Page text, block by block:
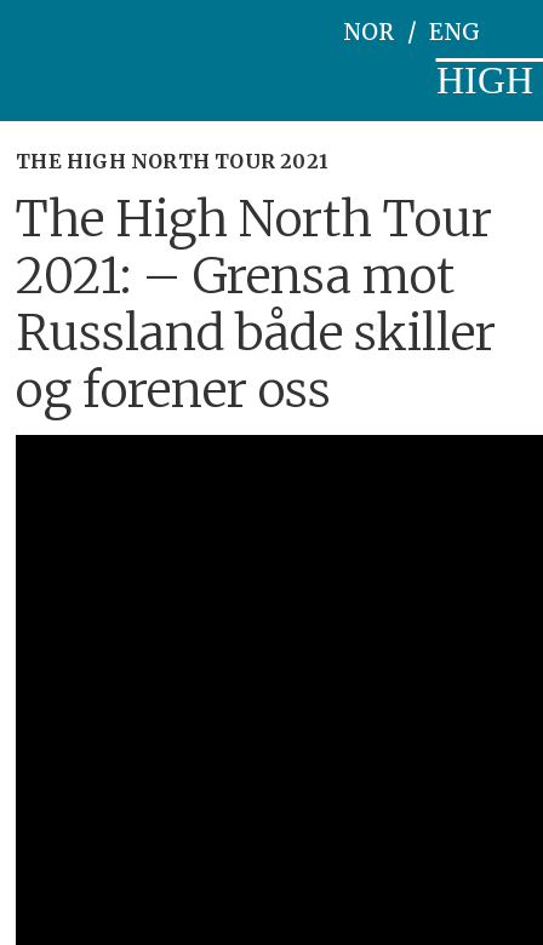
NOR ENG
HIGH
THE HIGH NORTH TOUR 2021
The High North Tour
2021: – Grensa mot
Russland både skiller
og forener oss